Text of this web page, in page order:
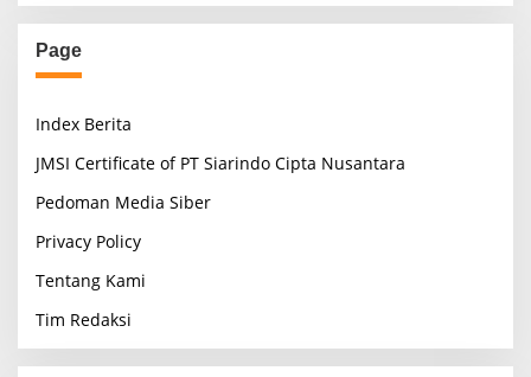
Page
Index Berita
JMSI Certificate of PT Siarindo Cipta Nusantara
Pedoman Media Siber
Privacy Policy
Tentang Kami
Tim Redaksi